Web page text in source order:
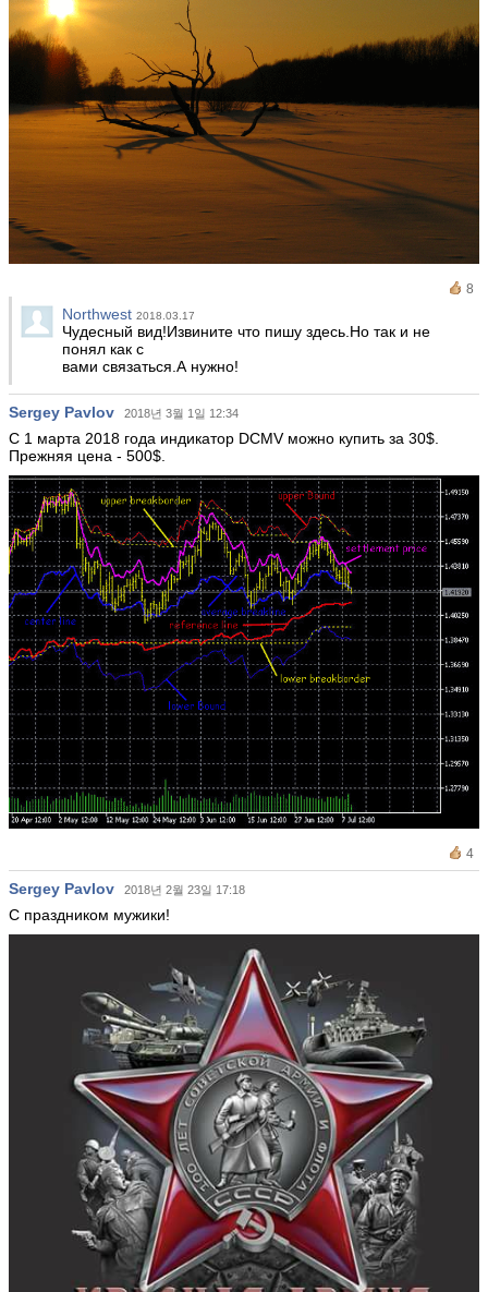
8
Northwest 2018.03.17
Чудесный вид!Извините что пишу здесь.Но так и не
понял как с
вами связаться.А нужно!
Sergey Pavlov 2018년 3월 1일 12:34
С 1 марта 2018 года индикатор DCMV можно купить за 30$.
Прежняя цена - 500$.
4
Sergey Pavlov 2018년 2월 23일 17:18
С праздником мужики!